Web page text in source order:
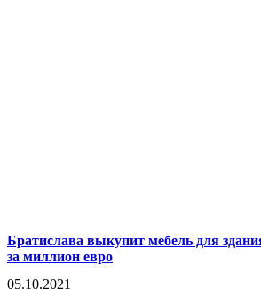
Братислава выкупит мебель для
за миллион евро
05.10.2021